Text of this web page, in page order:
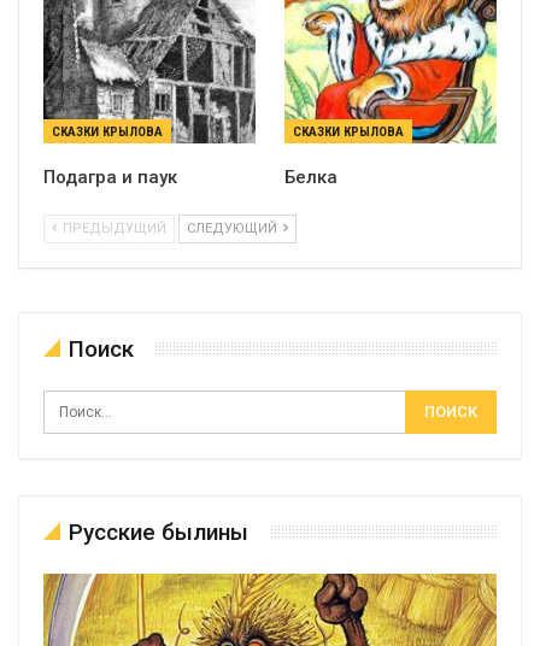
СКАЗКИ КРЫЛОВА
Подагра и паук
СКАЗКИ КРЫЛОВА
Белка
ПРЕДЫДУЩИЙ СЛЕДУЮЩИЙ
Поиск
Русские былины